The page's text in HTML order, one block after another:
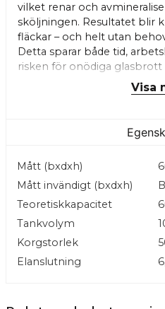
vilket renar och
sköljningen. Resultatet blir
fläckar – och helt utan
Detta sparar både tid,
risken för onödiga glasbrott
Maskinen är särskilt
släpps ingen ånga ut, vilket
För verksamheter med
kallsköljningsfunktionen en
knapptryck får du ett
direkt efter disk – utan att
nedkylning, vilket gör den
cocktails.
vilket säkerställer optimalt
Visa
Mått (bxdxh)
Mått invändigt (bxdxh)
Teoretiskkapacitet
Tankvolym
Korgstorlek
Elanslutning